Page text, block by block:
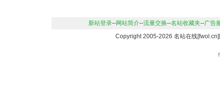
新站登录--网站简介--流量交换--名站收藏夹--广告
Copyright 2005-2026 名站在线